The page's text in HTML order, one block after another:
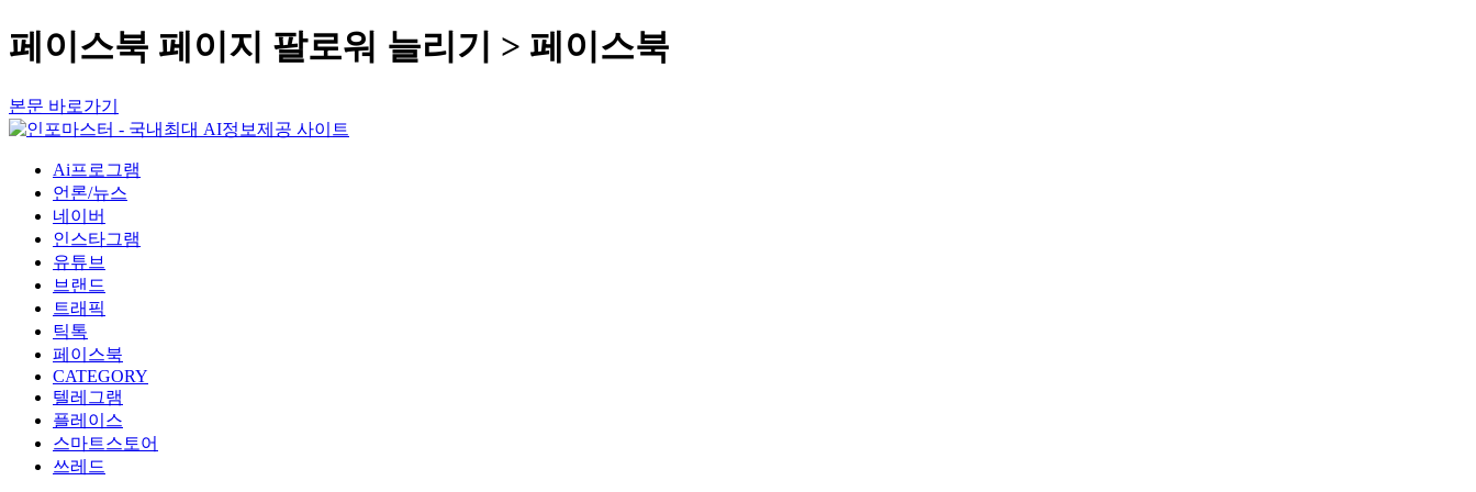
페이스북 페이지 팔로워 늘리기 > 페이스북
본문 바로가기
Ai프로그램
언론/뉴스
네이버
인스타그램
유튜브
브랜드
트래픽
틱톡
페이스북
CATEGORY
텔레그램
플레이스
스마트스토어
쓰레드